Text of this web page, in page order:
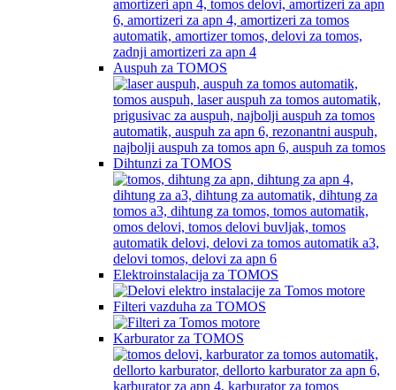
Auspuh za TOMOS
Dihtunzi za TOMOS
Elektroinstalacija za TOMOS
Filteri vazduha za TOMOS
Karburator za TOMOS